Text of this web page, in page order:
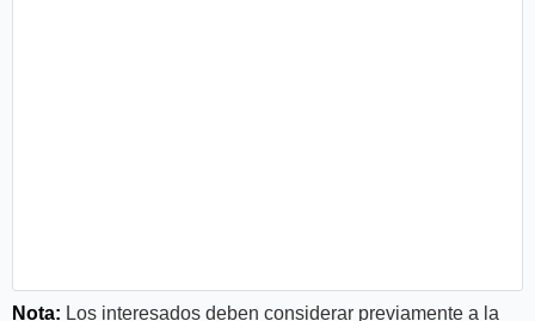
Nota: Los interesados deben considerar previamente a la